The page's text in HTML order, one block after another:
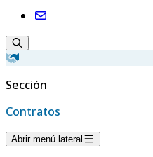
Sección
Contratos
Abrir menú lateral